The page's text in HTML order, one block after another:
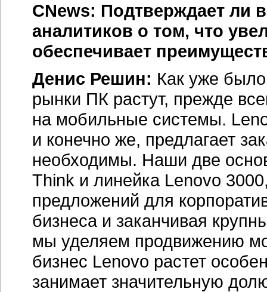
CNews: Подтверждает ли
аналитиков о том, что
обеспечивает
Денис Решин: Как уже
рынки ПК растут, прежде
на мобильные системы.
и конечно же, предлагает
необходимы. Наши две
Think и линейка Lenovo
предложений для
бизнеса и заканчивая
мы уделяем продвижению
бизнес Lenovo растет
занимает значительную